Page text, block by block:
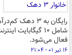
فعال می‌شود.
۱۶ تیر ۰۱ - ۲۱:۰۴